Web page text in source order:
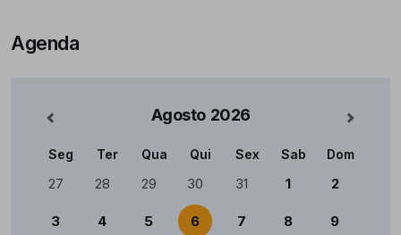
Agenda
Agosto 2026 Mês
Calendário
Seg Ter Qua Qui Sex Sab Dom
27 28 29 30 31 1 2
3 4 5 6 7 8 9